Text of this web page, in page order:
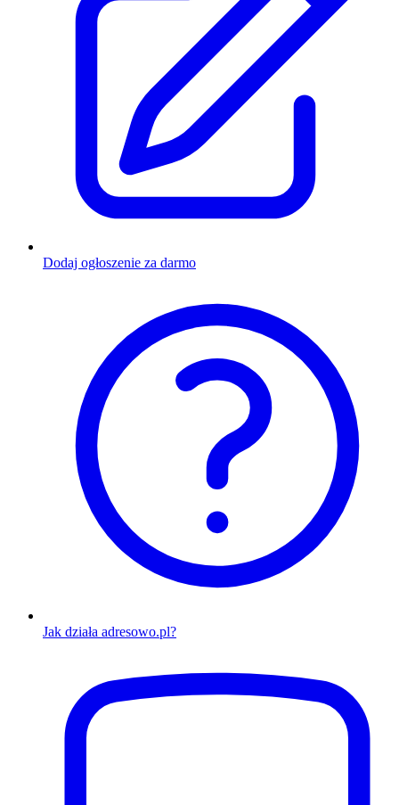
Dodaj ogłoszenie za darmo
Jak działa adresowo.pl?